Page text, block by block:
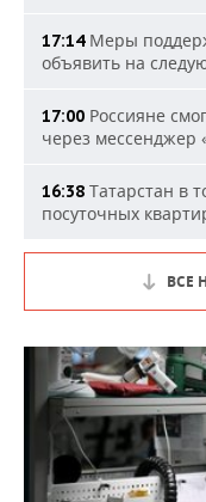
17:14Меры
объявить на
17:00 Россияне
через мессенджер
16:38 Татарстан в
посуточных
ВСЕ